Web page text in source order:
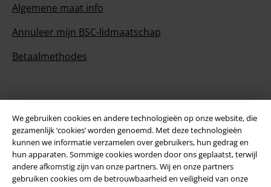
We gebruiken cookies en andere technologieën op onze website, die
gezamenlijk ‘cookies’ worden genoemd. Met deze technologieën
kunnen we informatie verzamelen over gebruikers, hun gedrag en
hun apparaten. Sommige cookies worden door ons geplaatst, terwijl
andere afkomstig zijn van onze partners. Wij en onze partners
gebruiken cookies om de betrouwbaarheid en veiligheid van onze
Algemene maat info
Annuleer mijn BSC-lidmaatschap
Betaalmethodes
Overige acties
Prijsvragen
Large Cadeaubonnen